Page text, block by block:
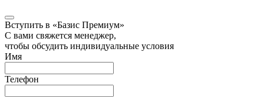
Вступить в «Базис Премиум»
С вами свяжется менеджер,
чтобы обсудить индивидуальные условия
Имя
Телефон